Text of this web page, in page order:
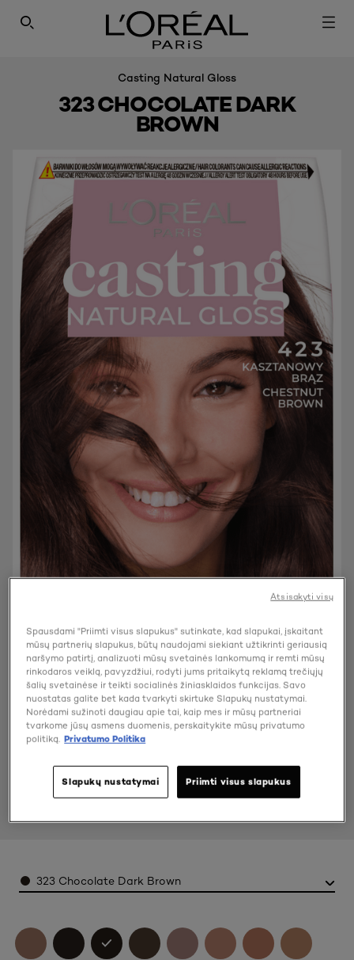
SEARCH THIS SITE
Casting Natural Gloss
323 CHOCOLATE DARK
BROWN
Color323 Chocolate Dark Brown
Spausdami "Priimti visus slapukus" sutinkate, kad slapukai, įskaitant
mūsų partnerių slapukus, būtų naudojami siekiant užtikrinti geriausią
naršymo patirtį, analizuoti mūsų svetainės lankomumą ir remti mūsų
rinkodaros veiklą, pavyzdžiui, rodyti jums pritaikytą reklamą trečiųjų
šalių svetainėse ir teikti socialinės žiniasklaidos funkcijas. Savo
nuostatas galite bet kada tvarkyti skirtuke Slapukų nustatymai.
Norėdami sužinoti daugiau apie tai, kaip mes ir mūsų partneriai
tvarkome jūsų asmens duomenis, perskaitykite mūsų privatumo
politiką. Privatumo Politika
Slapukų nustatymai Priimti visus slapukus
Atsisakyti visų